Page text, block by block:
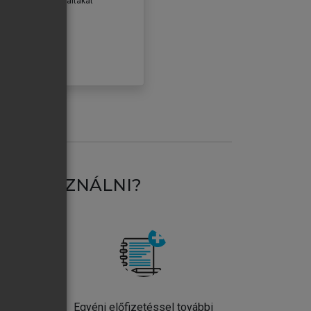
HASZNÁLNI?
Egyéni előfizetéssel további